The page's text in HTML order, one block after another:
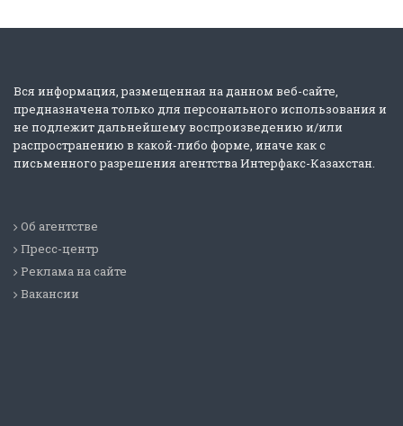
Вся информация, размещенная на данном веб-сайте,
предназначена только для персонального использования и
не подлежит дальнейшему воспроизведению и/или
распространению в какой-либо форме, иначе как с
письменного разрешения агентства Интерфакс-Казахстан.
Об агентстве
Пресс-центр
Реклама на сайте
Вакансии